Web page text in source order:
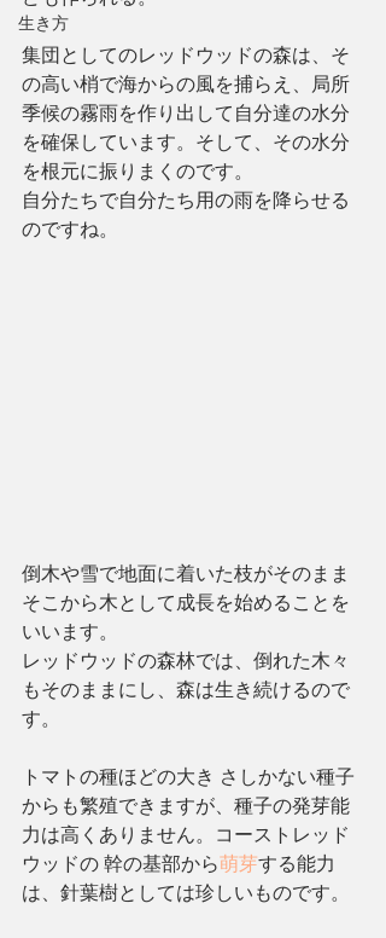
生き方
集団としてのレッドウッドの森は、そ
の高い梢で海からの風を捕らえ、局所
季候の霧雨を作り出して自分達の水分
を確保しています。そして、その水分
を根元に振りまくのです。
自分たちで自分たち用の雨を降らせる
のですね。
倒木や雪で地面に着いた枝がそのまま
そこから木として成長を始めることを
いいます。
レッドウッドの森林では、倒れた木々
もそのままにし、森は生き続けるので
す。
トマトの種ほどの大き さしかない種子
からも繁殖できますが、種子の発芽能
力は高くありません。コーストレッド
ウッドの 幹の基部から萌芽する能力
は、針葉樹としては珍しいものです。